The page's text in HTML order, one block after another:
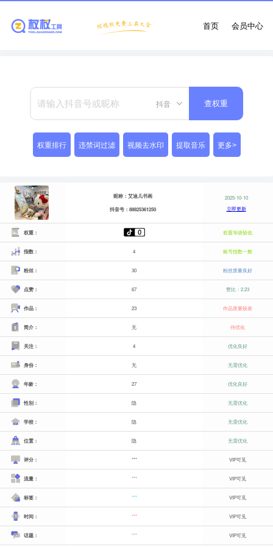
会员中心
首页
抖音 查权重
权重排行 违禁词过滤 视频去水印 提取音乐 更多>
昵称：艾迪儿书画
抖音号：88825361250
2025-10-10
立即更新
权重： 权重等级较低
指数： 4 账号指数一般
粉丝： 30 粉丝质量良好
点赞： 67 赞比：2.23
作品： 23 作品质量较差
简介： 无 待优化
关注： 4 优化良好
身份： 无 无需优化
年龄： 27 优化良好
性别： 隐 无需优化
学校： 隐 无需优化
位置： 隐 无需优化
评分： *** VIP可见
流量： *** VIP可见
标签： *** VIP可见
时间： *** VIP可见
话题： *** VIP可见